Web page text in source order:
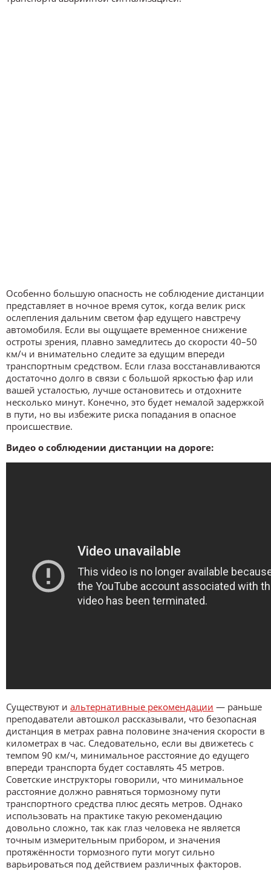
Особенно большую опасность не соблюдение дистанции
представляет в ночное время суток, когда велик риск
ослепления дальним светом фар едущего навстречу
автомобиля. Если вы ощущаете временное снижение
остроты зрения, плавно замедлитесь до скорости 40–50
км/ч и внимательно следите за едущим впереди
транспортным средством. Если глаза восстанавливаются
достаточно долго в связи с большой яркостью фар или
вашей усталостью, лучше остановитесь и отдохните
несколько минут. Конечно, это будет немалой задержкой
в пути, но вы избежите риска попадания в опасное
происшествие.
Видео о соблюдении дистанции на дороге:
Существуют и альтернативные рекомендации — раньше
преподаватели автошкол рассказывали, что безопасная
дистанция в метрах равна половине значения скорости в
километрах в час. Следовательно, если вы движетесь с
темпом 90 км/ч, минимальное расстояние до едущего
впереди транспорта будет составлять 45 метров.
Советские инструкторы говорили, что минимальное
расстояние должно равняться тормозному пути
транспортного средства плюс десять метров. Однако
использовать на практике такую рекомендацию
довольно сложно, так как глаз человека не является
точным измерительным прибором, и значения
протяжённости тормозного пути могут сильно
варьироваться под действием различных факторов.